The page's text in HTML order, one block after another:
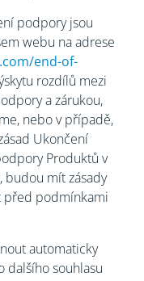
podpory jsou
webu na adrese
end-of-
rozdílů mezi
a zárukou,
nebo v případě,
Ukončení
Produktů v
budou mít zásady
podmínkami
automaticky
dalšího souhlasu